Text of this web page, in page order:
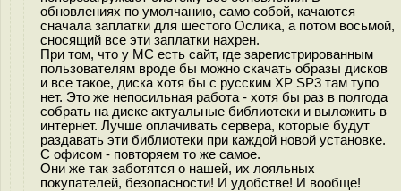
обновлениях по умолчанию, само собой, качаются
сначала заплатки для шестого Ослика, а потом восьмой,
сносящий все эти заплатки нахрен.
При том, что у МС есть сайт, где зарегистрированным
пользователям вроде бы можно скачать образы дисков
и все такое, диска хотя бы с русским XP SP3 там тупо
нет. Это же непосильная работа - хотя бы раз в полгода
собрать на диске актуальные библиотеки и выложить в
интернет. Лучше оплачивать сервера, которые будут
раздавать эти библиотеки при каждой новой установке.
С офисом - повторяем то же самое.
Они же так заботятся о нашей, их лояльных
покупателей, безопасности! И удобстве! И вообще!